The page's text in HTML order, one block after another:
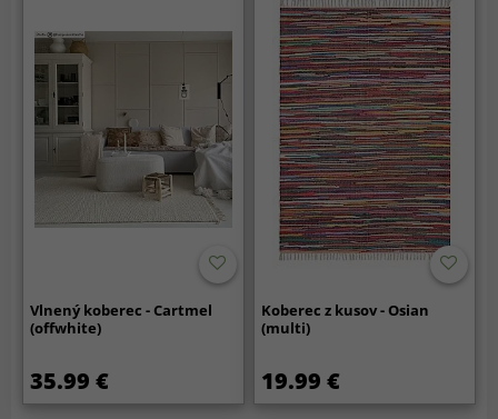
Vlnený koberec - Cartmel
(offwhite)
35.99 €
Koberec z kusov - Osian
(multi)
19.99 €